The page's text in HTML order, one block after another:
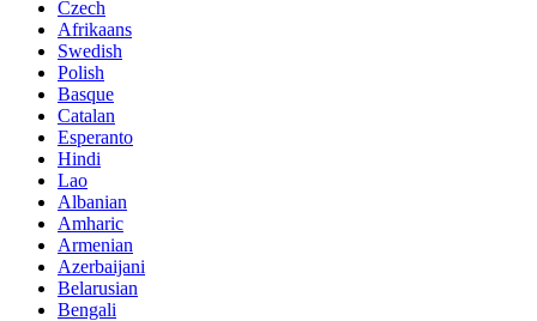
Czech
Afrikaans
Swedish
Polish
Basque
Catalan
Esperanto
Hindi
Lao
Albanian
Amharic
Armenian
Azerbaijani
Belarusian
Bengali